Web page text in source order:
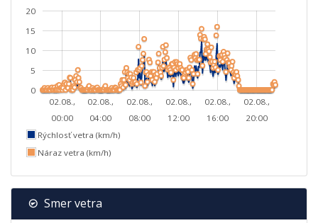
02.08.,
00:00
02.08.,
04:00
02.08.,
08:00
02.08.,
12:00
02.08.,
16:00
02.08.,
20:00
0
5
10
15
20
Rýchlosť vetra (km/h)
Náraz vetra (km/h)
Smer vetra